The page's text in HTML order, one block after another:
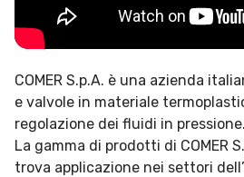
COMER S.p.A. è una azienda
e valvole in materiale
regolazione dei fluidi in pressione.
La gamma di prodotti di COMER
trova applicazione nei settori